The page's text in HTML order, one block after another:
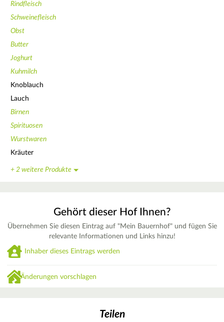
Rindfleisch
Schweinefleisch
Obst
Butter
Joghurt
Kuhmilch
Knoblauch
Lauch
Birnen
Spirituosen
Wurstwaren
Kräuter
+ 2 weitere Produkte
Gehört dieser Hof Ihnen?
Übernehmen Sie diesen Eintrag auf "Mein Bauernhof" und fügen Sie
relevante Informationen und Links hinzu!
Inhaber dieses Eintrags werden
Änderungen vorschlagen
Teilen